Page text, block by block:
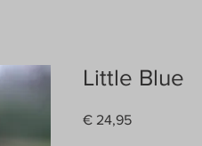
Little Blue
€ 24,95Prijs